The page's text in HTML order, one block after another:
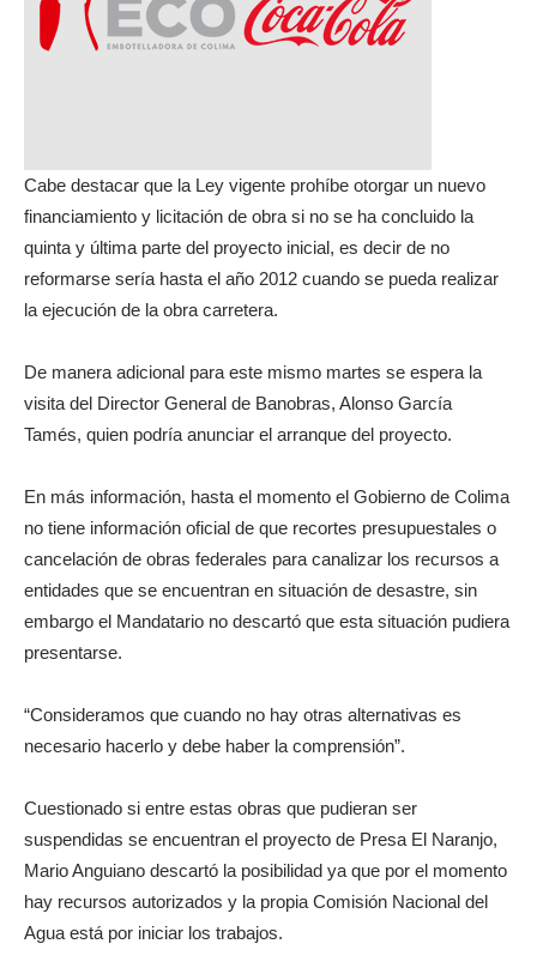
Cabe destacar que la Ley vigente prohíbe otorgar un nuevo
financiamiento y licitación de obra si no se ha concluido la
quinta y última parte del proyecto inicial, es decir de no
reformarse sería hasta el año 2012 cuando se pueda realizar
la ejecución de la obra carretera.
De manera adicional para este mismo martes se espera la
visita del Director General de Banobras, Alonso García
Tamés, quien podría anunciar el arranque del proyecto.
En más información, hasta el momento el Gobierno de Colima
no tiene información oficial de que recortes presupuestales o
cancelación de obras federales para canalizar los recursos a
entidades que se encuentran en situación de desastre, sin
embargo el Mandatario no descartó que esta situación pudiera
presentarse.
“Consideramos que cuando no hay otras alternativas es
necesario hacerlo y debe haber la comprensión”.
Cuestionado si entre estas obras que pudieran ser
suspendidas se encuentran el proyecto de Presa El Naranjo,
Mario Anguiano descartó la posibilidad ya que por el momento
hay recursos autorizados y la propia Comisión Nacional del
Agua está por iniciar los trabajos.